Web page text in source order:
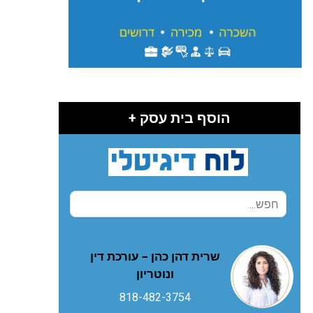
הוסף בית עסק +
שרית דהן כהן – עורכת דין
ונוטריון
818-482-3754